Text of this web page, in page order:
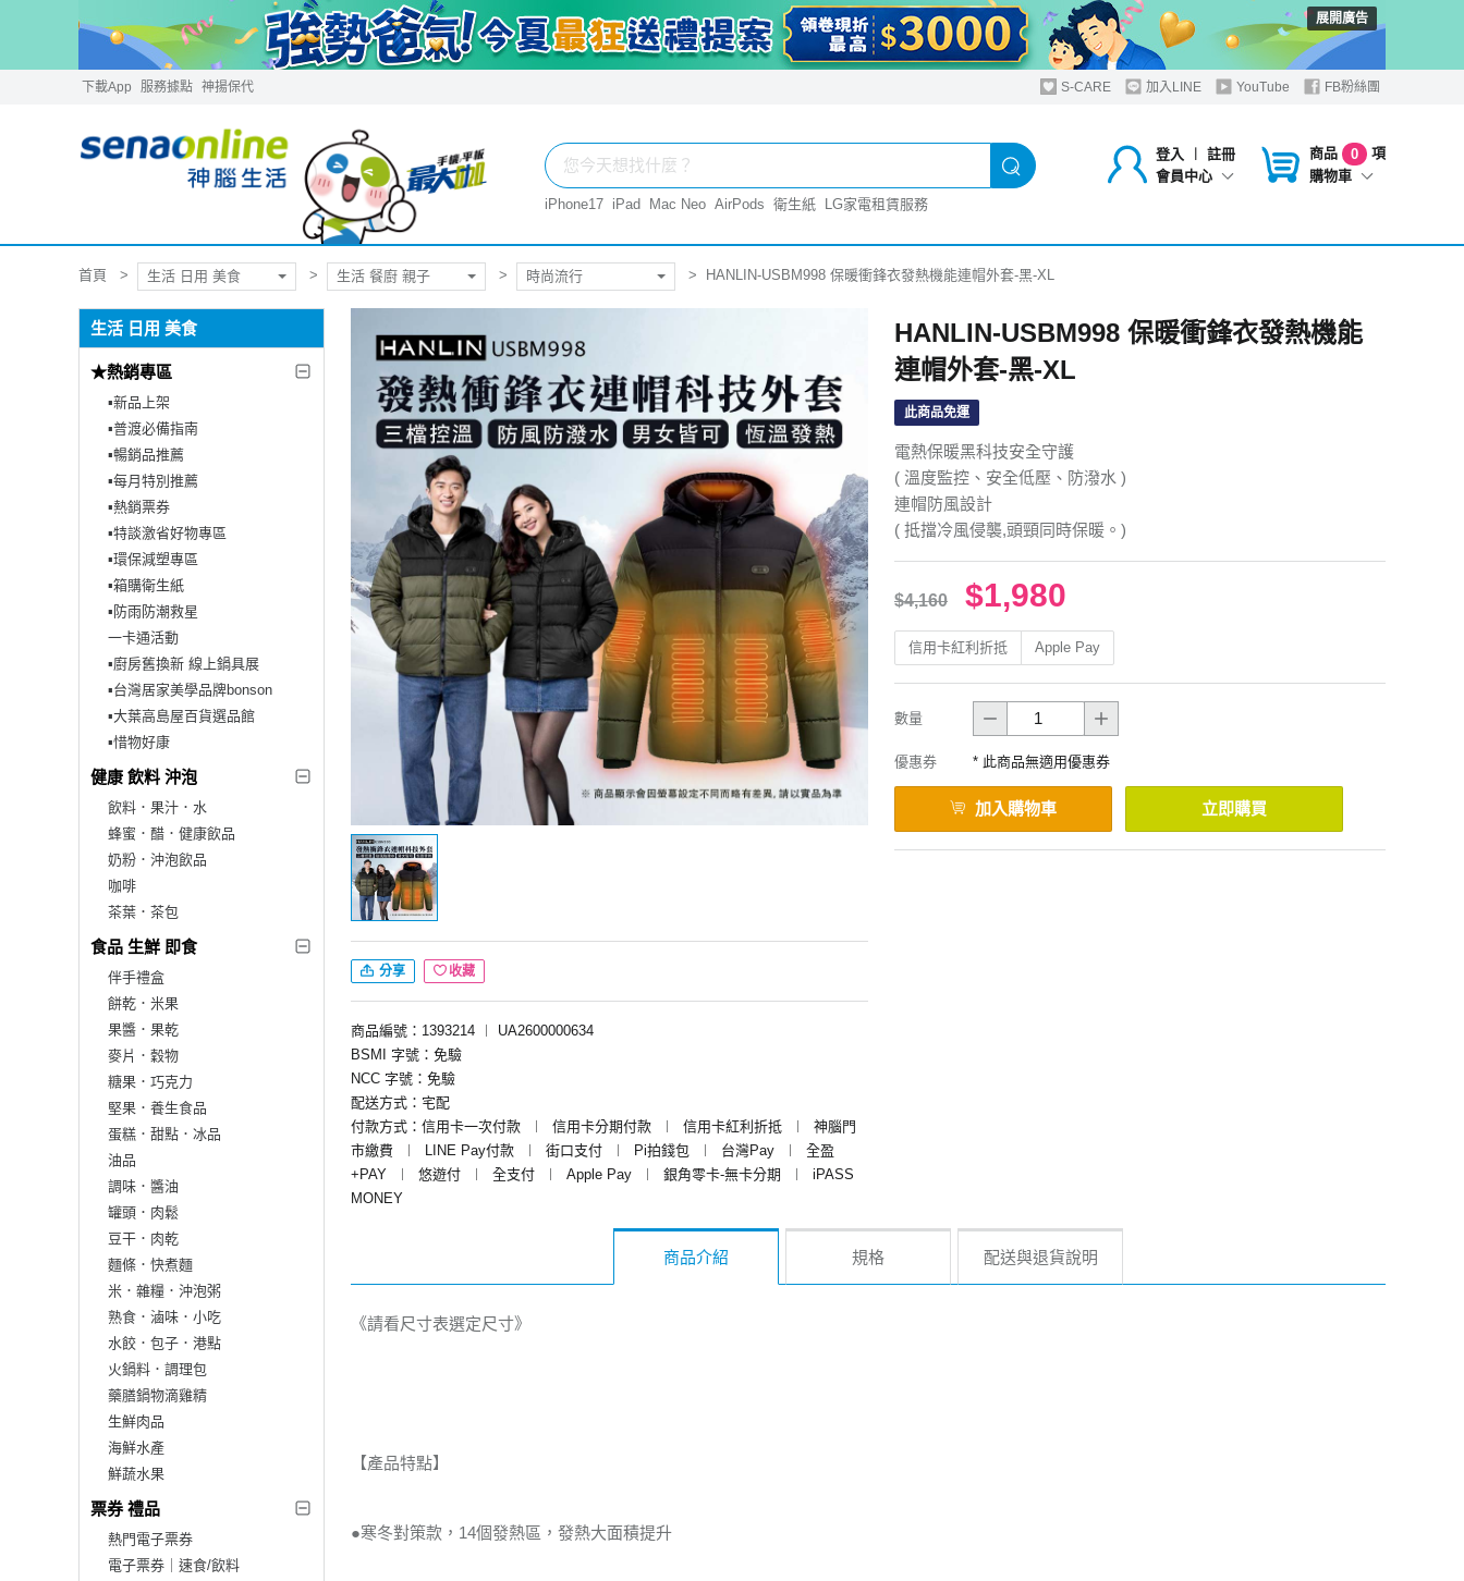
展開廣告
下載App 服務據點 神揚保代 S-CARE 加入LINE YouTube FB粉絲團
登入 ︱
註冊
會員中心
商品 0
項
購物車
iPhone17 iPad Mac Neo AirPods 衛生紙 LG家電租賃服務
首頁 生活 日用 美食 生活 餐廚 親子 時尚流行 HANLIN-USBM998 保暖衝鋒衣發熱機能連帽外套-黑-XL
生活 日用 美食
★熱銷專區
▪︎新品上架
▪︎普渡必備指南
▪︎暢銷品推薦
▪︎每月特別推薦
▪︎熱銷票券
▪︎特談激省好物專區
▪︎環保減塑專區
▪︎箱購衛生紙
▪︎防雨防潮救星
一卡通活動
▪︎廚房舊換新 線上鍋具展
▪︎台灣居家美學品牌bonson
▪︎大葉高島屋百貨選品館
▪︎惜物好康
健康 飲料 沖泡
飲料．果汁．水
蜂蜜．醋．健康飲品
奶粉．沖泡飲品
咖啡
茶葉．茶包
食品 生鮮 即食
伴手禮盒
餅乾．米果
果醬．果乾
麥片．穀物
糖果．巧克力
堅果．養生食品
蛋糕．甜點．冰品
油品
調味．醬油
罐頭．肉鬆
豆干．肉乾
麵條．快煮麵
米．雜糧．沖泡粥
熟食．滷味．小吃
水餃．包子．港點
火鍋料．調理包
藥膳鍋物滴雞精
生鮮肉品
海鮮水產
鮮蔬水果
票券 禮品
熱門電子票券
電子票券｜速食/飲料
分享 收藏
商品編號：1393214 ︱
UA2600000634
BSMI 字號：免驗
NCC 字號：免驗
配送方式：宅配
付款方式：信用卡一次付款
︱ 信用卡分期付款 ︱ 信用卡紅利折抵 ︱
神腦門
市繳費
︱ LINE Pay付款 ︱ 街口支付 ︱ Pi拍錢包 ︱ 台灣Pay ︱
全盈
+PAY
︱ 悠遊付 ︱ 全支付 ︱ Apple Pay ︱ 銀角零卡-無卡分期 ︱
iPASS
MONEY
HANLIN-USBM998 保暖衝鋒衣發熱機能
連帽外套-黑-XL
此商品免運
電熱保暖黑科技安全守護
( 溫度監控、安全低壓、防潑水 )
連帽防風設計
( 抵擋冷風侵襲,頭頸同時保暖。)
$4,160 $1,980
信用卡紅利折抵 Apple Pay
數量
優惠券 * 此商品無適用優惠券
加入購物車 立即購買
商品介紹 規格 配送與退貨說明
《請看尺寸表選定尺寸》
【產品特點】
●寒冬對策款，14個發熱區，發熱大面積提升